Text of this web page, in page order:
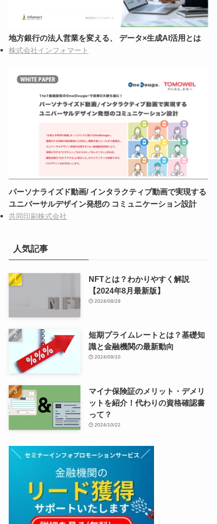
地方銀行の法人営業を変える、 データ×生成AI活用とは
株式会社インフォマート
パーソナライズド動画/ インタラクティブ動画で実現する
ユニバーサルデザイン発想の コミュニケーション設計
共同印刷株式会社
人気記事
NFTとは？わかりやすく解説
【2024年8月最新版】
2024/08/29
短期プライムレートとは？基礎知
識と金融機関の最新動向
2024/09/10
マイナ保険証のメリット・デメリ
ットを紹介！代わりの資格確認書
って？
2024/10/22